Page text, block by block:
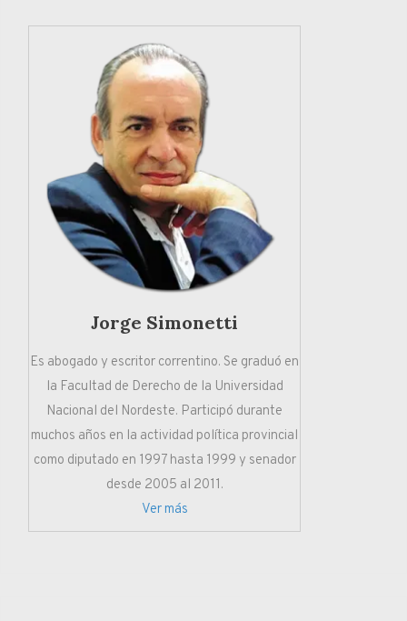
Jorge Simonetti
Es abogado y escritor correntino. Se graduó en
la Facultad de Derecho de la Universidad
Nacional del Nordeste. Participó durante
muchos años en la actividad política provincial
como diputado en 1997 hasta 1999 y senador
desde 2005 al 2011.
Ver más